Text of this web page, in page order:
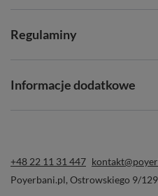
Regulaminy
Informacje dodatkowe
+48 22 11 31 447
Poyerbani.pl, Ostrowskiego 9/129